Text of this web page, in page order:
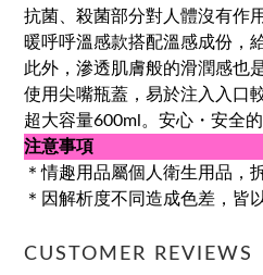
抗菌、殺菌部分對人體沒有作用
暖呼呼溫感款搭配溫感成份，
此外，滲透肌膚般的滑潤感也
使用尖嘴瓶蓋，易於注入入口
超大容量600ml。安心・安全的
注意事項
＊情趣用品屬個人衛生用品，
＊因解析度不同造成色差，皆
CUSTOMER REVIEWS